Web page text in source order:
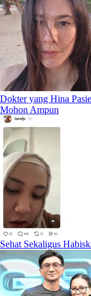
Dokter yang Hina
Mohon Ampun
Sehat Sekaligus